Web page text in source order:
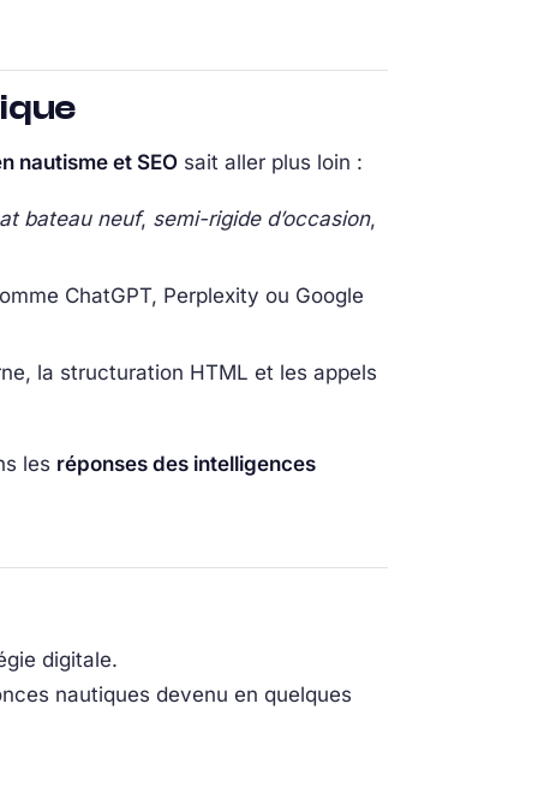
nautisme et SEO sait aller plus loin :
bateau neuf, semi-rigide d’occasion,
ChatGPT, Perplexity ou Google
la structuration HTML et les appels
les réponses des intelligences
digitale.
nautiques devenu en quelques